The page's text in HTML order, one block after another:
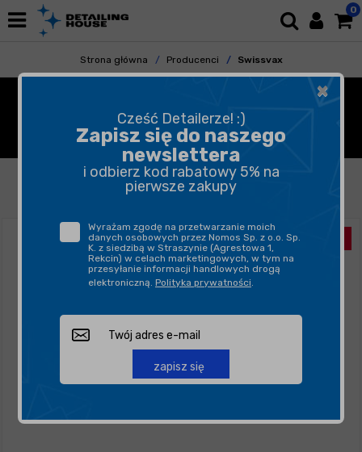
0
Strona główna Producenci Swissvax
SWISSVAX - KOSMETYKI
SAMOCHODOWE
FILTROWANIE SORTUJ
×
Cześć Detailerze! :)
Zapisz się do naszego
newslettera
i odbierz kod rabatowy 5% na
pierwsze zakupy
Wyrażam zgodę na przetwarzanie moich
danych osobowych przez Nomos Sp. z o.o. Sp.
K. z siedzibą w Straszynie (Agrestowa 1,
Rekcin) w celach marketingowych, w tym na
przesyłanie informacji handlowych drogą
elektroniczną. Polityka prywatności.
zapisz się